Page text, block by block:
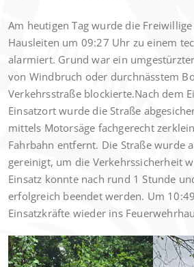
Am heutigen Tag wurde die
Hausleiten um 09:27 Uhr zu einem
alarmiert. Grund war ein
von Windbruch oder durchnässtem
Verkehrsstraße blockierte.Nach dem
Einsatzort wurde die Straße
mittels Motorsäge fachgerecht
Fahrbahn entfernt. Die Straße wurde
gereinigt, um die Verkehrssicherheit
Einsatz konnte nach rund 1 Stunde
erfolgreich beendet werden. Um
Einsatzkräfte wieder ins